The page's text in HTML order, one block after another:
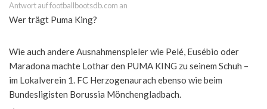
Antwort auf footballbootsdb.com an
Wer trägt Puma King?
Wie auch andere Ausnahmenspieler wie Pelé, Eusébio oder
Maradona machte Lothar den PUMA KING zu seinem Schuh –
im Lokalverein 1. FC Herzogenaurach ebenso wie beim
Bundesligisten Borussia Mönchengladbach.